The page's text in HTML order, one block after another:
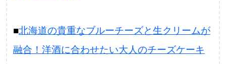
■北海道の貴重なブルーチーズと生クリームが
融合！洋酒に合わせたい大人のチーズケーキ